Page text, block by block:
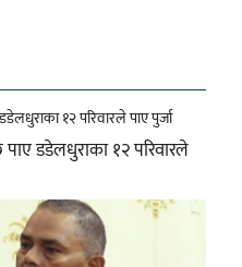
डडेलधुराका १२ परिवारले